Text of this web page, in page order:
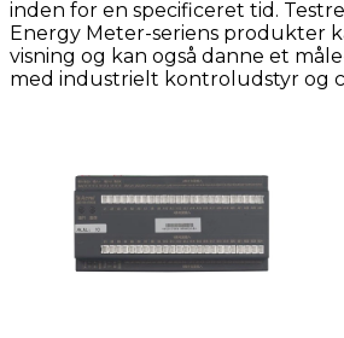
inden for en specificeret tid.
Energy Meter-seriens produkter
visning og kan også danne et
med industrielt kontroludstyr og